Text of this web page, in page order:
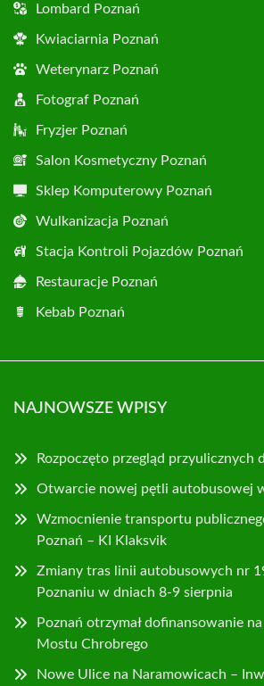
Lombard Poznań
Kwiaciarnia Poznań
Weterynarz Poznań
Fotograf Poznań
Fryzjer Poznań
Salon Kosmetyczny Poznań
Sklep Komputerowy Poznań
Wulkanizacja Poznań
Stacja Kontroli Pojazdów Poznań
Restauracje Poznań
Kebab Poznań
NAJNOWSZE WPISY
Rozpoczęto przegląd przyulicznych
Otwarcie nowej pętli autobusowej
Wzmocnienie transportu
Poznań – KI Klaksvik
Zmiany tras linii autobusowych nr
Poznaniu w dniach 8-9 sierpnia
Poznań otrzymał dofinansowanie
Mostu Chrobrego
Nowe Ulice na Naramowicach –